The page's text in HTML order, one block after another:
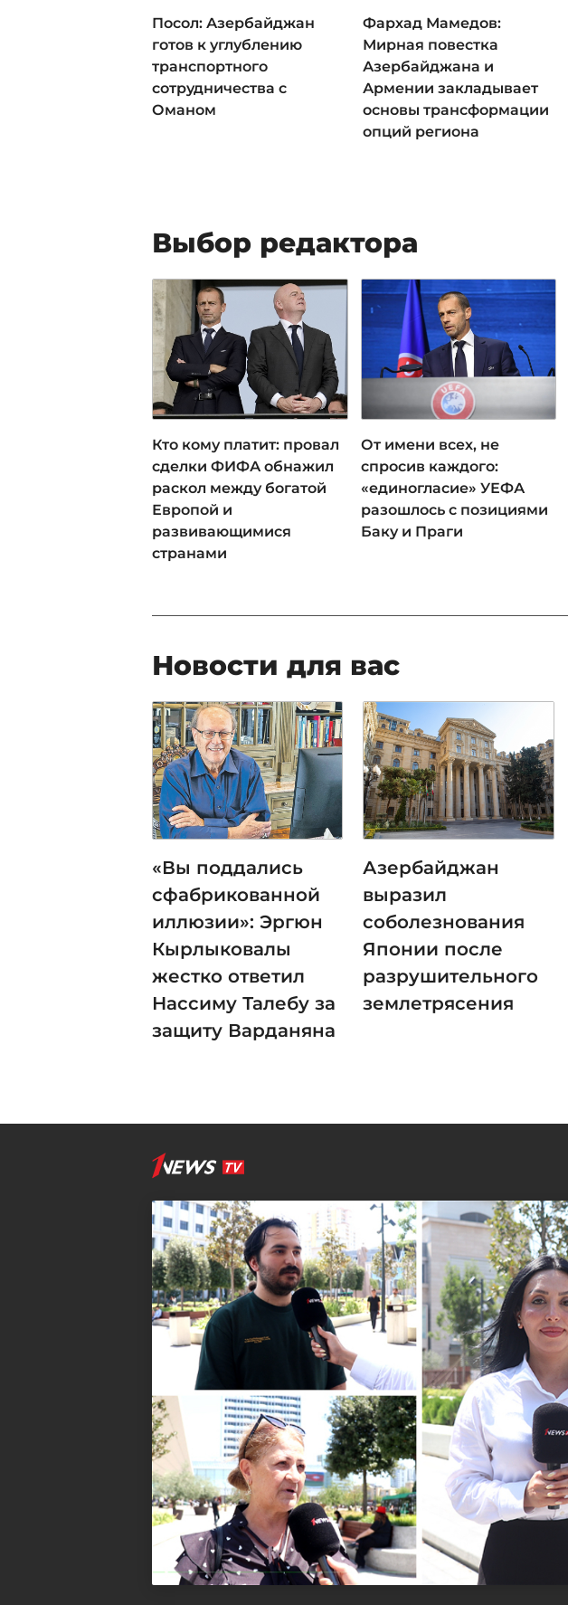
Посол: Азербайджан
готов к углублению
транспортного
сотрудничества с
Оманом
Фархад Мамедов:
Мирная повестка
Азербайджана и
Армении закладывает
основы трансформации
опций региона
Выбор редактора
Кто кому платит: провал
сделки ФИФА обнажил
раскол между богатой
Европой и
развивающимися
странами
От имени всех, не
спросив каждого:
«единогласие» УЕФА
разошлось с позициями
Баку и Праги
Новости для вас
«Вы поддались
сфабрикованной
иллюзии»: Эргюн
Кырлыковалы
жестко ответил
Нассиму Талебу за
защиту Варданяна
Азербайджан
выразил
соболезнования
Японии после
разрушительного
землетрясения